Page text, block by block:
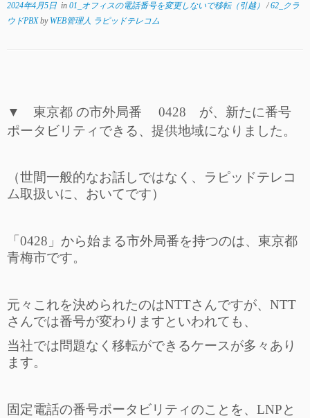
2024年4月5日 in 01_オフィスの電話番号を変更しないで移転（引越）/62_クラ
ウドPBXby WEB管理人 ラピッドテレコム
▼ 東京都 の市外局番 0428 が、新たに番号
ポータビリティできる、 提供地域になりました。
（世間一般的なお話しではなく、ラピッドテレコ
ム取扱いに、おいてです）
「0428」から始まる市外局番を持つのは、東京都
青梅市です。
元々これを決められたのはNTTさんですが、NTT
さんでは番号が変わりますといわれても、
当社では問題なく移転ができるケースが多々あり
ます。
固定電話の番号ポータビリティのことを、LNPと